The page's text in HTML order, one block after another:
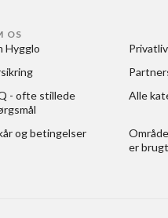
OS
Hygglo
- ofte stillede
og betingelser
Alle
er brugt